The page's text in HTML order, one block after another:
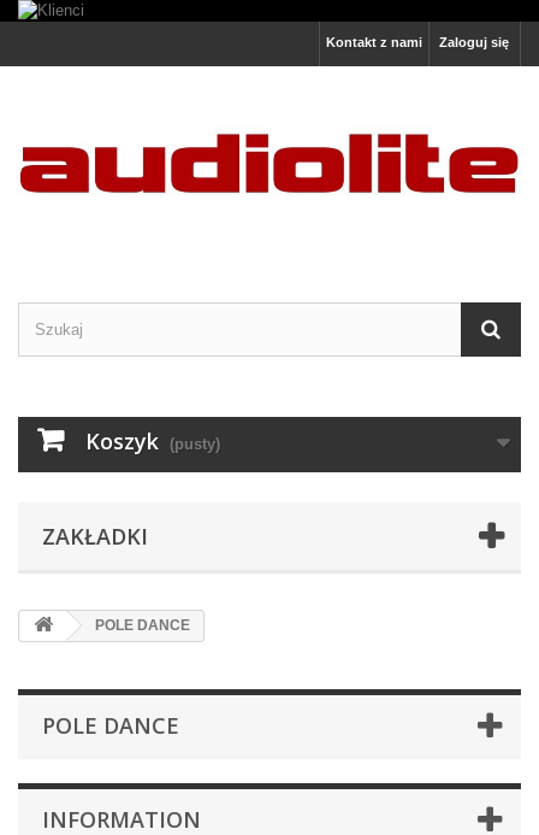
Zaloguj się
Kontakt z nami
Koszyk (pusty)
ZAKŁADKI
POLE DANCE
POLE DANCE
INFORMATION